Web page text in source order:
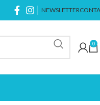
NEWSLETTER
0